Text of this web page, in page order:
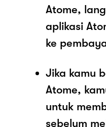
Atome,
aplikasi
ke
Jika kamu
Atome,
untuk
sebelum